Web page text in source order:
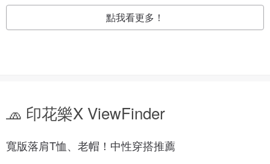
點我看更多！
🧢 印花樂X ViewFinder
寬版落肩T恤、老帽！中性穿搭推薦